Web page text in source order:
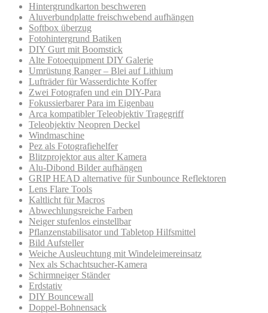
Hintergrundkarton beschweren
Aluverbundplatte freischwebend aufhängen
Softbox überzug
Fotohintergrund Batiken
DIY Gurt mit Boomstick
Alte Fotoequipment DIY Galerie
Umrüstung Ranger – Blei auf Lithium
Lufträder für Wasserdichte Koffer
Zwei Fotografen und ein DIY-Para
Fokussierbarer Para im Eigenbau
Arca kompatibler Teleobjektiv Tragegriff
Teleobjektiv Neopren Deckel
Windmaschine
Pez als Fotografiehelfer
Blitzprojektor aus alter Kamera
Alu-Dibond Bilder aufhängen
GRIP HEAD alternative für Sunbounce Reflektoren
Lens Flare Tools
Kaltlicht für Macros
Abwechlungsreiche Farben
Neiger stufenlos einstellbar
Pflanzenstabilisator und Tabletop Hilfsmittel
Bild Aufsteller
Weiche Ausleuchtung mit Windeleimereinsatz
Nex als Schachtsucher-Kamera
Schirmneiger Ständer
Erdstativ
DIY Bouncewall
Doppel-Bohnensack